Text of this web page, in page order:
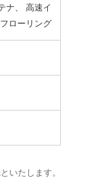
ナ
高速イ
フローリング
いたします。